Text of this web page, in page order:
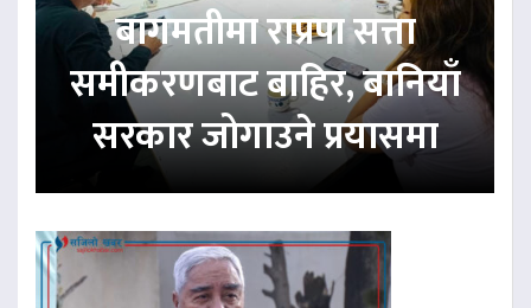
बागमतीमा राप्रपा सत्ता
समीकरणबाट बाहिर, बानियाँ
सरकार जोगाउने प्रयासमा